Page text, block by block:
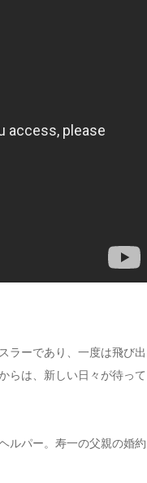
ラーであり、一度は飛び出
らは、新しい日々が待って
ルパー。寿一の父親の婚約